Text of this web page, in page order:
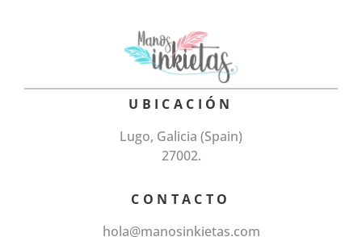
UBICACIÓN
Lugo, Galicia (Spain)
27002.
CONTACTO
hola@manosinkietas.com